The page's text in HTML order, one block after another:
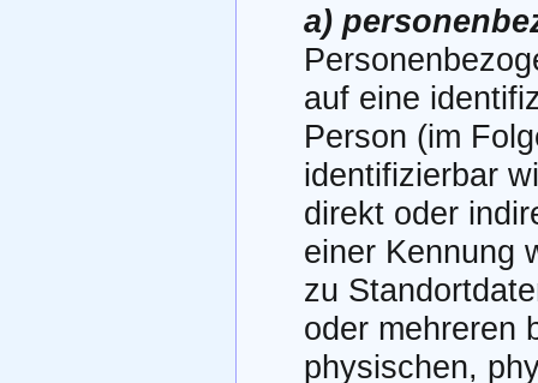
a)
auf eine
Person (im
identifizierbar
direkt oder
einer Kennung
zu
oder mehreren
physischen,